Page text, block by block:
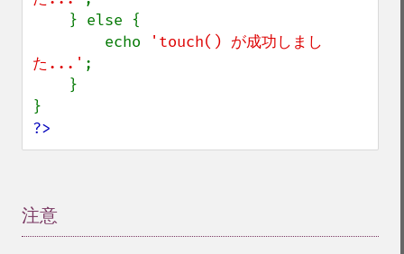
        echo
'touch() が成功しまし
た...' ;
?>
注意